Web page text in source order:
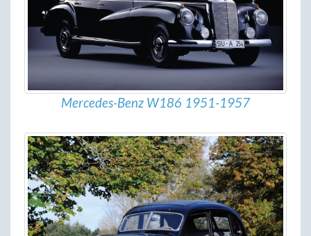
Mercedes-Benz W186 1951-1957